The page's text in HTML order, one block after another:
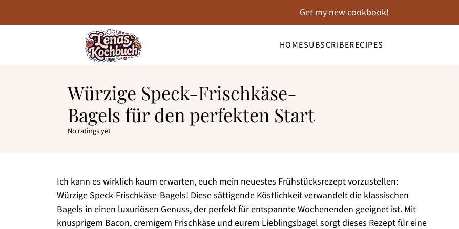
HOMESUBSCRIBERECIPES
Get my new cookbook!
Würzige Speck-Frischkäse-
Bagels für den perfekten Start
No ratings yet
Ich kann es wirklich kaum erwarten, euch mein neuestes Frühstücksrezept vorzustellen:
Würzige Speck-Frischkäse-Bagels! Diese sättigende Köstlichkeit verwandelt die klassischen
Bagels in einen luxuriösen Genuss, der perfekt für entspannte Wochenenden geeignet ist. Mit
knusprigem Bacon, cremigem Frischkäse und eurem Lieblingsbagel sorgt dieses Rezept für eine